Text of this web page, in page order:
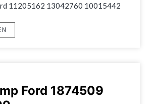
11205162 13042760 10015442
Ford 1874509